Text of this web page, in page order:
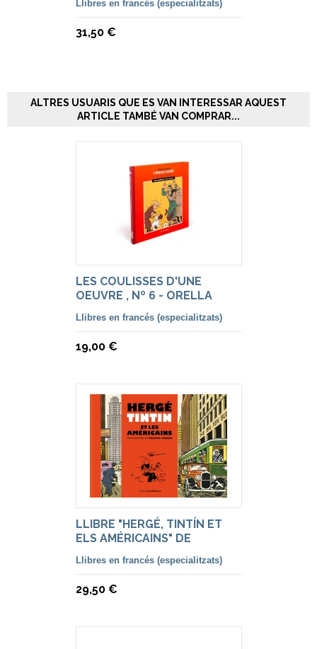
Llibres en francés (especialitzats)
31,50 €
ALTRES USUARIS QUE ES VAN INTERESSAR AQUEST
ARTICLE TAMBÉ VAN COMPRAR...
LES COULISSES D'UNE
OEUVRE , Nº 6 - ORELLA
Llibres en francés (especialitzats)
19,00 €
LLIBRE "HERGÉ, TINTÍN ET
ELS AMÉRICAINS" DE
Llibres en francés (especialitzats)
29,50 €